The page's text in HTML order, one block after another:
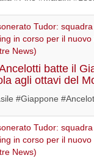
News)
batte il
agli ottavi del
#Giappone
News)